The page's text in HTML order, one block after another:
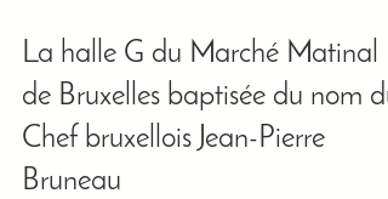
La halle G du Marché Matinal
de Bruxelles baptisée du nom du
Chef bruxellois Jean-Pierre